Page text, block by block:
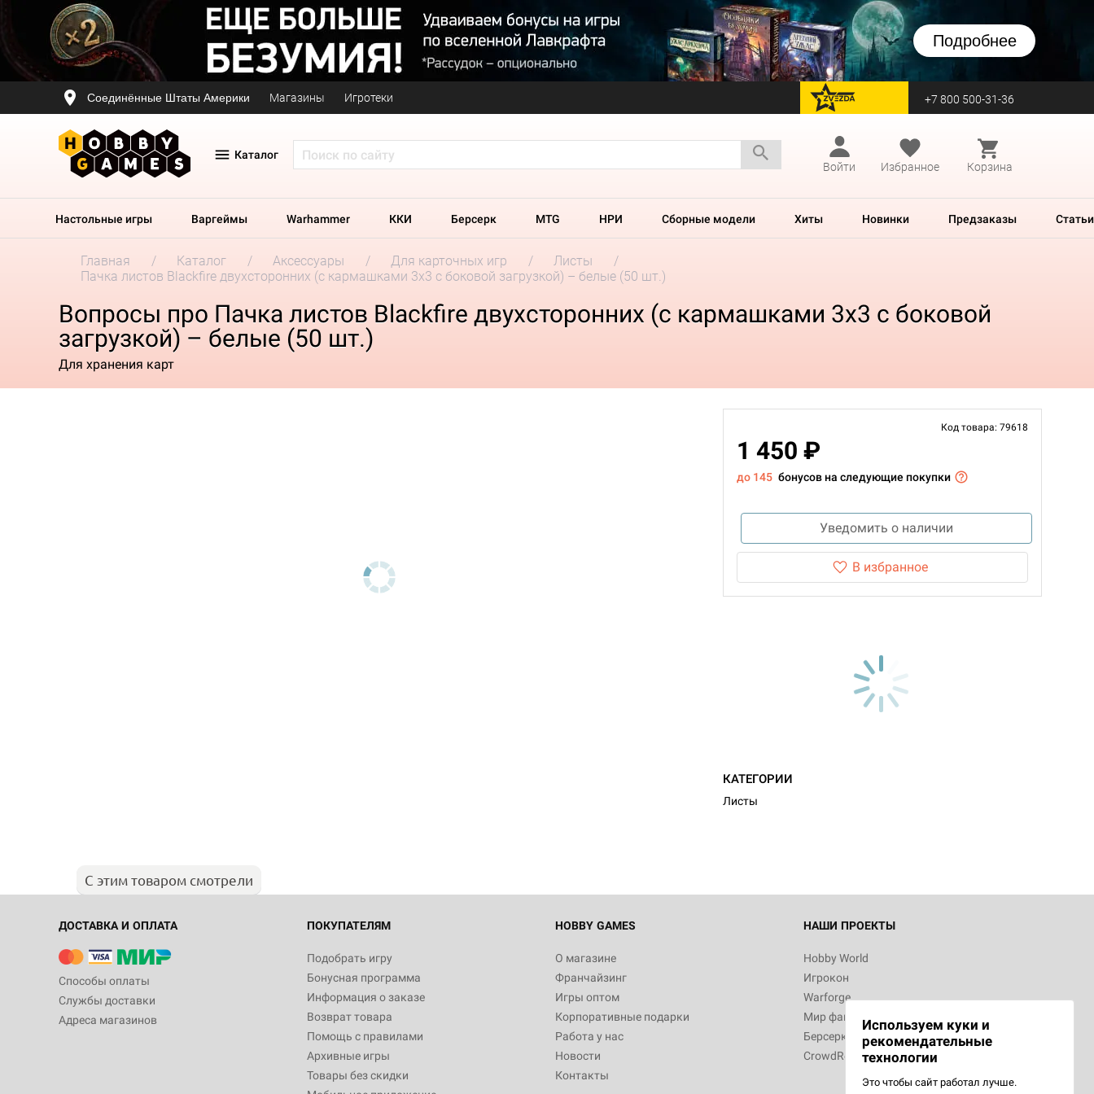
Подробнее
Соединённые Штаты Америки Магазины Игротеки перейти на Zvezda +7 800 500-31-36
Каталог
Войти
Избранное Корзина
Настольные игры Варгеймы Warhammer ККИ Берсерк MTG НРИ Сборные модели Хиты Новинки Предзаказы Статьи
Главная Каталог Аксессуары Для карточных игр
Листы
Пачка листов Blackfire двухсторонних (с кармашками 3х3 с боковой загрузкой) – белые (50 шт.)
Вопросы про Пачка листов Blackfire двухсторонних (с кармашками 3х3 с боковой
загрузкой) – белые (50 шт.)
Для хранения карт
Код товара: 79618
1 450 ₽
до 145 бонусов на следующие покупки
Уведомить о наличии
В избранное
КАТЕГОРИИ
Листы
С этим товаром смотрели
ДОСТАВКА И ОПЛАТА
Способы оплаты
Службы доставки
Адреса магазинов
ПОКУПАТЕЛЯМ
Подобрать игру
Бонусная программа
Информация о заказе
Возврат товара
Помощь с правилами
Архивные игры
Товары без скидки
HOBBY GAMES
О магазине
Франчайзинг
Игры оптом
Корпоративные подарки
Работа у нас
Новости
Контакты
НАШИ ПРОЕКТЫ
Hobby World
Игрокон
Warforge
Мир фантастики
Берсерк
CrowdRepublic
Используем куки и
рекомендательные
технологии
Это чтобы сайт работал лучше.